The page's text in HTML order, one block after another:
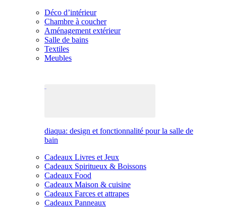
Déco d’intérieur
Chambre à coucher
Aménagement extérieur
Salle de bains
Textiles
Meubles
diaqua: design et fonctionnalité pour la salle de
bain
Cadeaux Livres et Jeux
Cadeaux Spiritueux & Boissons
Cadeaux Food
Cadeaux Maison & cuisine
Cadeaux Farces et attrapes
Cadeaux Panneaux